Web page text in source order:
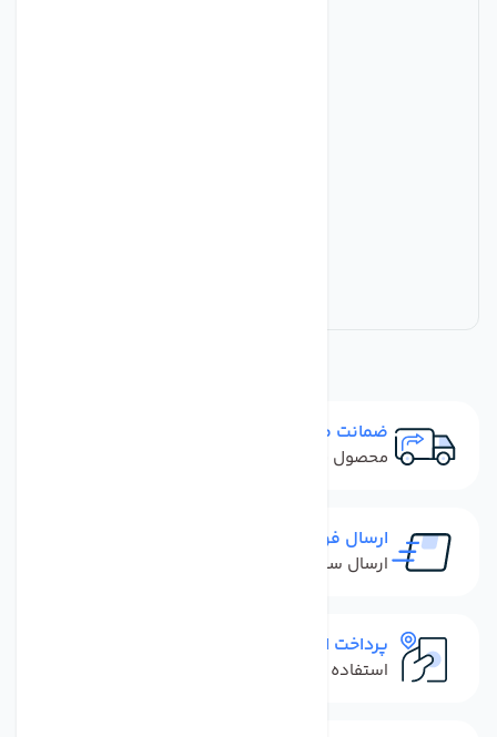
ضمانت مرجوعی
محصول نباید آسیب دیده باشد
ارسال فوری
ارسال سفارش در کمترین زمان ممکن
پرداخت امن
استفاده از روش‌های پرداخت امن